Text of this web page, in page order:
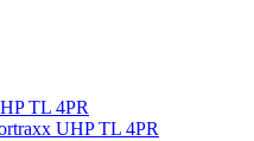
UHP TL 4PR